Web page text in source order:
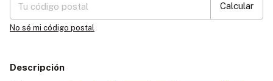
Calcular
No sé mi código postal
Descripción